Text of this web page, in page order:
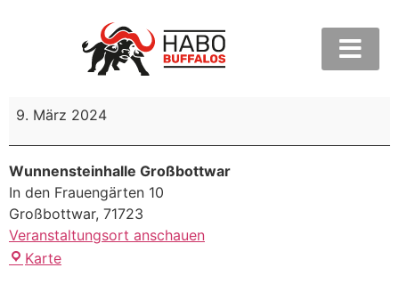
9. März 2024
Wunnensteinhalle Großbottwar
In den Frauengärten 10
Großbottwar, 71723
Veranstaltungsort anschauen
Karte